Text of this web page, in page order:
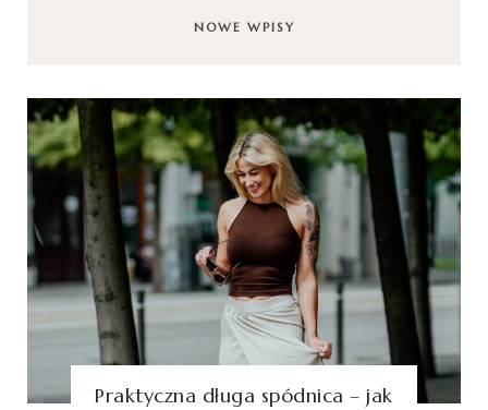
NOWE WPISY
Praktyczna długa spódnica – jak